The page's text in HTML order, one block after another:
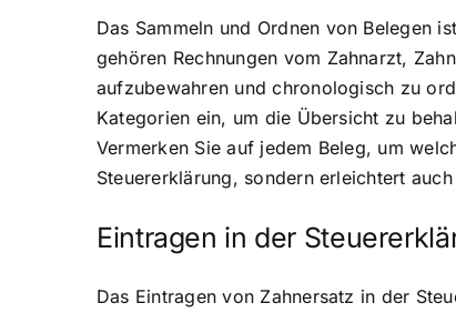
Das Sammeln und Ordnen von Belegen
gehören Rechnungen vom Zahnarzt,
aufzubewahren und chronologisch zu
Kategorien ein, um die Übersicht zu
Vermerken Sie auf jedem Beleg, um
Steuererklärung, sondern erleichtert
Eintragen in der
Das Eintragen von Zahnersatz in der